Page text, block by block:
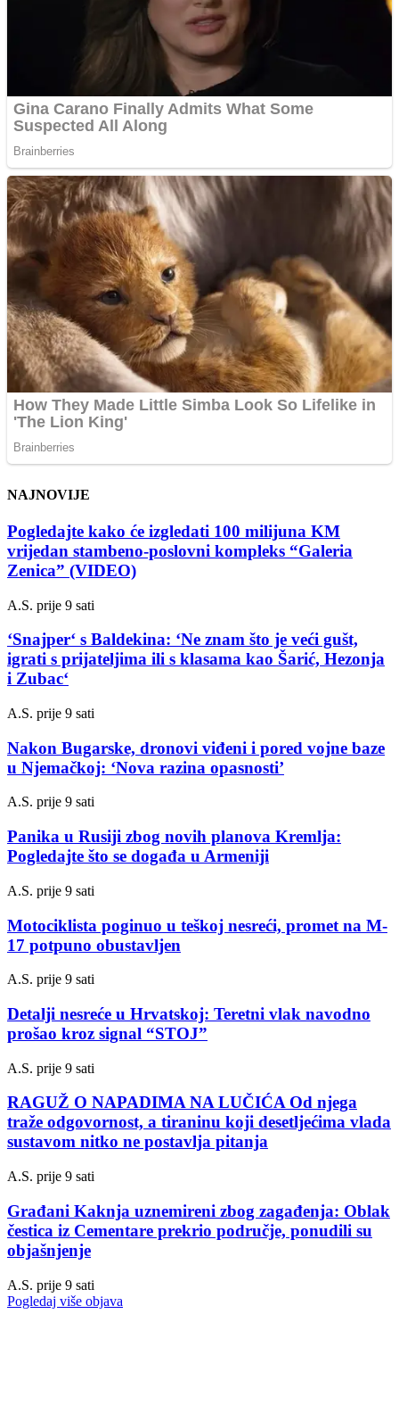
NAJNOVIJE
Pogledajte kako će izgledati 100 milijuna KM
vrijedan stambeno-poslovni kompleks “Galeria
Zenica” (VIDEO)
A.S. prije 9 sati
‘Snajper‘ s Baldekina: ‘Ne znam što je veći gušt,
igrati s prijateljima ili s klasama kao Šarić, Hezonja
i Zubac‘
A.S. prije 9 sati
Nakon Bugarske, dronovi viđeni i pored vojne baze
u Njemačkoj: ‘Nova razina opasnosti’
A.S. prije 9 sati
Panika u Rusiji zbog novih planova Kremlja:
Pogledajte što se događa u Armeniji
A.S. prije 9 sati
Motociklista poginuo u teškoj nesreći, promet na M-
17 potpuno obustavljen
A.S. prije 9 sati
Detalji nesreće u Hrvatskoj: Teretni vlak navodno
prošao kroz signal “STOJ”
A.S. prije 9 sati
RAGUŽ O NAPADIMA NA LUČIĆA Od njega
traže odgovornost, a tiraninu koji desetljećima vlada
sustavom nitko ne postavlja pitanja
A.S. prije 9 sati
Građani Kaknja uznemireni zbog zagađenja: Oblak
čestica iz Cementare prekrio područje, ponudili su
objašnjenje
A.S. prije 9 sati
Pogledaj više objava